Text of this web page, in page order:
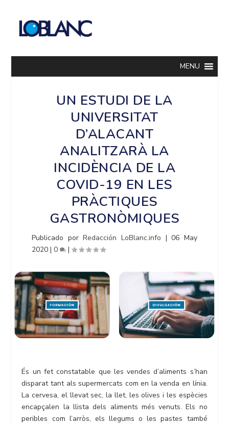
MENU
UN ESTUDI DE LA
UNIVERSITAT
D’ALACANT
ANALITZARÀ LA
INCIDÈNCIA DE LA
COVID-19 EN LES
PRÀCTIQUES
GASTRONÒMIQUES
Publicado porRedacción LoBlanc.info |06 May
2020 |0 |
És un fet constatable que les vendes d’aliments s’han
disparat tant als supermercats com en la venda en línia.
La cervesa, el llevat sec, la llet, les olives i les espècies
encapçalen la llista dels aliments més venuts. Els no
peribles com l’arròs, els llegums o les pastes també